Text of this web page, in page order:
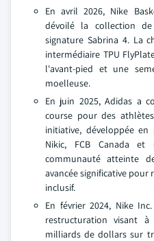
En avril 2026, Nike
dévoilé la collection
signature Sabrina 4. La
intermédiaire TPU
l'avant-pied et une
moelleuse.
En juin 2025, Adidas a
course pour des
initiative, développée
Nikic, FCB Canada
communauté atteinte
avancée significative pour
inclusif.
En février 2024, Nike
restructuration visant
milliards de dollars sur